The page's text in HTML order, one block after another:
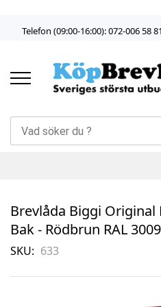
Telefon (09:00-16:00): 072-006 58 81
Brevlåda Biggi
Bak - Rödbrun RAL
SKU 633